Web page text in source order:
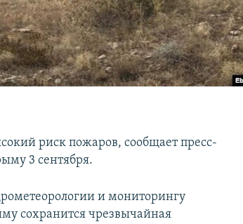
риск пожаров, сообщает пресс-
3 сентября.
и мониторингу
сохранится чрезвычайная